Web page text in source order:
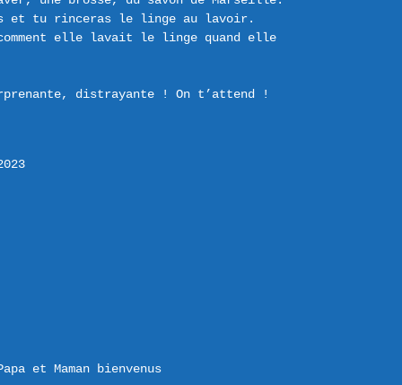
et tu rinceras le linge au lavoir.
comment elle lavait le linge quand elle
distrayante ! On t’attend !
et Maman bienvenus